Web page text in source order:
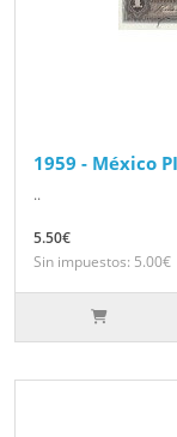
1959 - México
..
5.50€
Sin impuestos: 5.00€